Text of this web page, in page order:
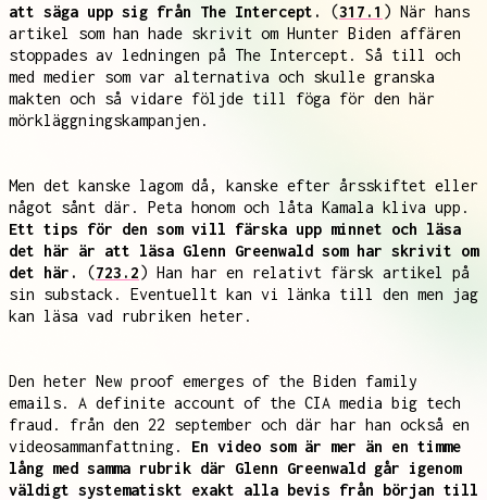
att säga upp sig från The Intercept.
(317.1 ) När hans
artikel som han hade skrivit om Hunter Biden affären
stoppades av ledningen på The Intercept. Så till och
med medier som var alternativa och skulle granska
makten och så vidare följde till föga för den här
mörkläggningskampanjen.
Men det kanske lagom då, kanske efter årsskiftet eller
något sånt där. Peta honom och låta Kamala kliva upp.
Ett tips för den som vill färska upp minnet och läsa
det här är att läsa Glenn Greenwald som har skrivit om
det här.
(723.2) Han har en relativt färsk artikel på
sin substack. Eventuellt kan vi länka till den men jag
kan läsa vad rubriken heter.
Den heter New proof emerges of the Biden family
emails. A definite account of the CIA media big tech
fraud. från den 22 september och där har han också en
videosammanfattning. En video som är mer än en timme
lång med samma rubrik där Glenn Greenwald går igenom
väldigt systematiskt exakt alla bevis från början till